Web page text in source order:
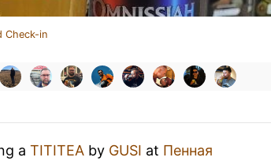
Check-in
aTITITEA by GUSI at Пенная